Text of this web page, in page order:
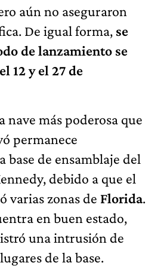
aún no aseguraron
De igual forma, se
de lanzamiento se
12 y el 27 de
nave más poderosa que
permanece
base de ensamblaje del
debido a que el
varias zonas de Florida.
en buen estado,
una intrusión de
de la base.